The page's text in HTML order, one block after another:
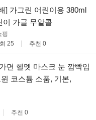
] 가그린 어린이용 380ml
이 가글 무알콜
핑
25 추천 0
면 헬멧 마스크 눈 깜빡임
코스튬 소품, 기본,
추천 0